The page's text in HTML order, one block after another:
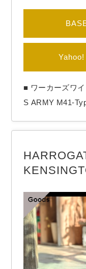
■ ワーカーズワ
S ARMY M41-Type 【BRAND】 Upscape
「ワーカーズワ
ー。 生地は、”